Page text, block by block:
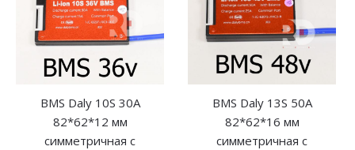
BMS Daly 10S 30A
82*62*12 мм
симметричная с
BMS Daly 13S 50A
82*62*16 мм
симметричная с